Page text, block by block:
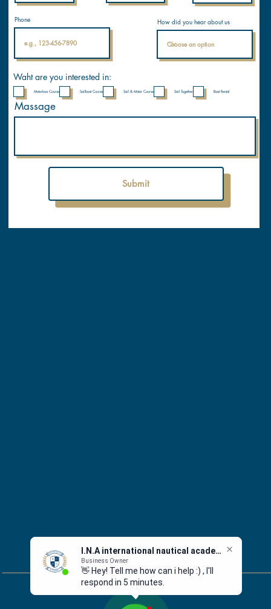
I.N.A international nautical academy
Business Owner
👋 Hey! Tell me how can i help :) , I'll
respond in 5 minutes.
Phone
Submit
Waht are you interested in:
Motorboa Course Sailboat Course Sail & Motor Course Sail Together Boat Rental
How did you hear about us
Massage